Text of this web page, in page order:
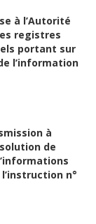
à l’Autorité
registres
portant sur
l’information
à
de
n°